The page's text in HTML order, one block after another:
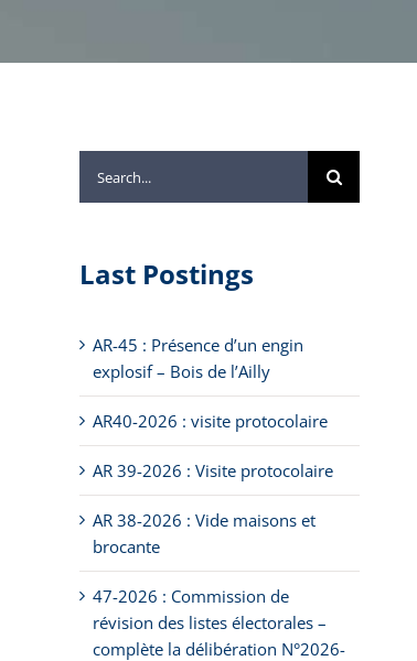
for:
Last Postings
AR-45 : Présence d’un engin
explosif – Bois de l’Ailly
AR40-2026 : visite protocolaire
AR 39-2026 : Visite protocolaire
AR 38-2026 : Vide maisons et
brocante
47-2026 : Commission de
révision des listes électorales –
complète la délibération N°2026-